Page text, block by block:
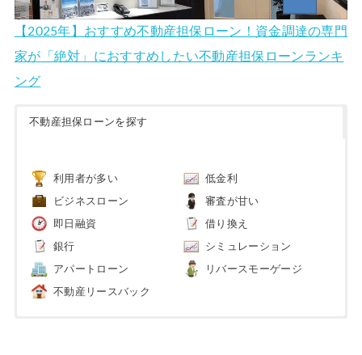
【2025年】おすすめ不動産担保ローン！資金調達の専門
家が「絶対」におすすめしたい不動産担保ローンランキ
ング
不動産担保ローンを探す
利用者が多い 低金利
ビジネスローン 審査が甘い
即日融資 借り換え
銀行 シミュレーション
アパートローン リバースモーゲージ
不動産リースバック